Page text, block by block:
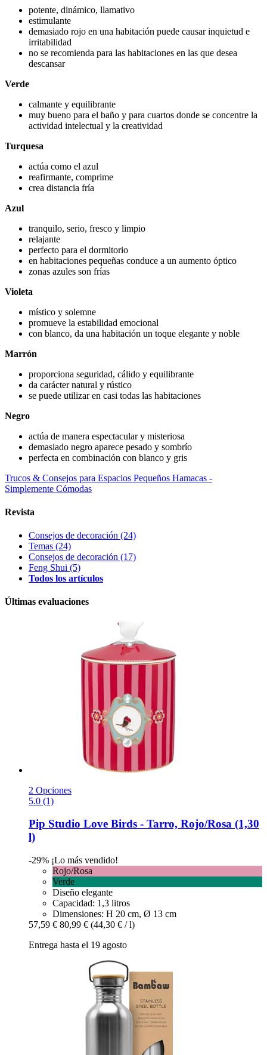
potente, dinámico, llamativo
estimulante
demasiado rojo en una habitación puede causar inquietud e
irritabilidad
no se recomienda para las habitaciones en las que desea
descansar
Verde
calmante y equilibrante
muy bueno para el baño y para cuartos donde se concentre la
actividad intelectual y la creatividad
Turquesa
actúa como el azul
reafirmante, comprime
crea distancia fría
Azul
tranquilo, serio, fresco y limpio
relajante
perfecto para el dormitorio
en habitaciones pequeñas conduce a un aumento óptico
zonas azules son frías
Violeta
místico y solemne
promueve la estabilidad emocional
con blanco, da una habitación un toque elegante y noble
Marrón
proporciona seguridad, cálido y equilibrante
da carácter natural y rústico
se puede utilizar en casi todas las habitaciones
Negro
actúa de manera espectacular y misteriosa
demasiado negro aparece pesado y sombrío
perfecta en combinación con blanco y gris
Trucos & Consejos para Espacios Pequeños Hamacas -
Simplemente Cómodas
Revista
Consejos de decoración (24)
Temas (24)
Consejos de decoración (17)
Feng Shui (5)
Todos los artículos
Últimas evaluaciones
2 Opciones
5.0 (1)
Pip Studio Love Birds -​ Tarro, Rojo/Rosa (1,30
l)
-29% ¡Lo más vendido!
Rojo/Rosa
Verde
Diseño elegante
Capacidad: 1,3 litros
Dimensiones: H 20 cm, Ø 13 cm
57,59 € 80,99 € (44,30 € / l)
Entrega hasta el 19 agosto